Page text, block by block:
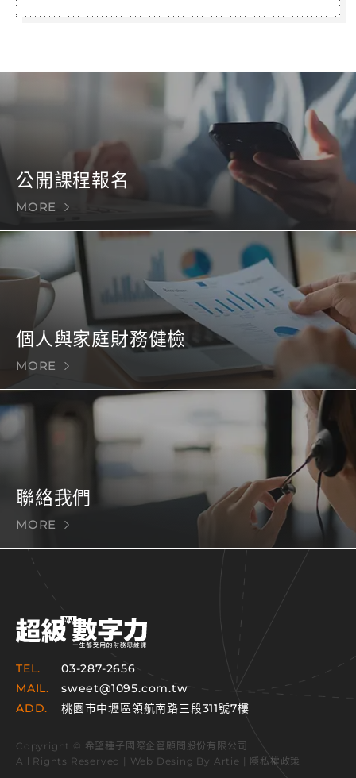
公開課程報名
MORE
個人與家庭財務健檢
MORE
聯絡我們
MORE
TEL.
03-287-2656
MAIL.
sweet@1095.com.tw
ADD.
桃園市中壢區領航南路三段311號7樓
Copyright © 希望種子國際企管顧問股份有限公司
All Rights Reserved | Web Desing By Artie | 隱私權政策